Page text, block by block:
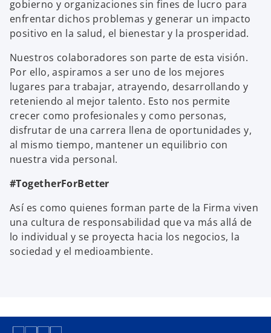
gobierno y organizaciones sin fines de lucro para
enfrentar dichos problemas y generar un impacto
positivo en la salud, el bienestar y la prosperidad.
Nuestros colaboradores son parte de esta visión.
Por ello, aspiramos a ser uno de los mejores
lugares para trabajar, atrayendo, desarrollando y
reteniendo al mejor talento. Esto nos permite
crecer como profesionales y como personas,
disfrutar de una carrera llena de oportunidades y,
al mismo tiempo, mantener un equilibrio con
nuestra vida personal.
#TogetherForBetter
Así es como quienes forman parte de la Firma viven
una cultura de responsabilidad que va más allá de
lo individual y se proyecta hacia los negocios, la
sociedad y el medioambiente.